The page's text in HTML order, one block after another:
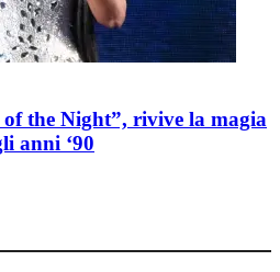
the Night”, rivive la magia
anni ‘90